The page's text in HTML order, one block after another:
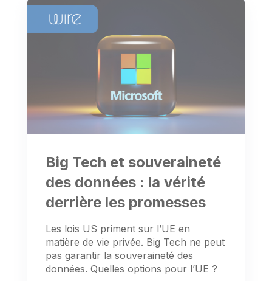
Big Tech et souveraineté
des données : la vérité
derrière les promesses
Les lois US priment sur l’UE en
matière de vie privée. Big Tech ne peut
pas garantir la souveraineté des
données. Quelles options pour l’UE ?